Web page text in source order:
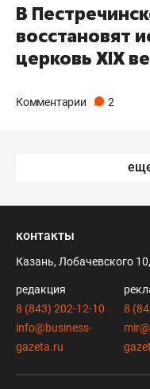
В
восстановят
церковь XIX
Комментарии 2
контакты
Казань, Лобачевского
редакция
8 (843) 202-12-10
info@business-
gazeta.ru
8